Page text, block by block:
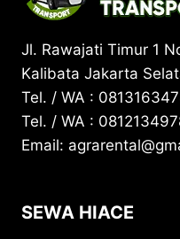
Jl. Rawajati Timur 1
Kalibata Jakarta
Tel. / WA :
Tel. / WA :
Email:
SEWA HIACE